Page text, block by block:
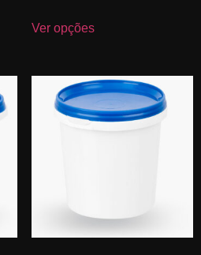
Ver opções